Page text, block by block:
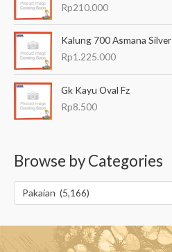
Rp210.000
Kalung 700 Asmana Silver
Rp1.225.000
Gk Kayu Oval Fz
Rp8.500
Browse by Categories
Pakaian (5,166)